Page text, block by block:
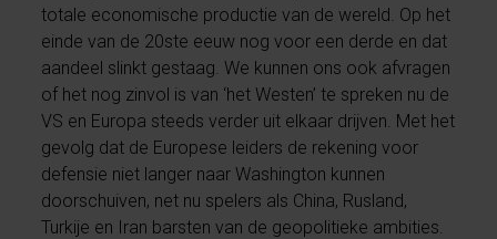
totale economische productie van de wereld. Op het
einde van de 20ste eeuw nog voor een derde en dat
aandeel slinkt gestaag. We kunnen ons ook afvragen
of het nog zinvol is van ‘het Westen’ te spreken nu de
VS en Europa steeds verder uit elkaar drijven. Met het
gevolg dat de Europese leiders de rekening voor
defensie niet langer naar Washington kunnen
doorschuiven, net nu spelers als China, Rusland,
Turkije en Iran barsten van de geopolitieke ambities.